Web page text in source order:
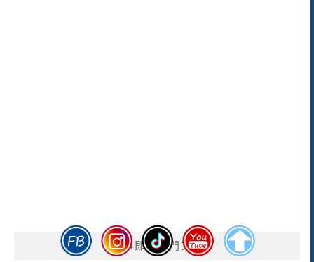
GA4即時熱門文章